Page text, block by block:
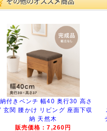
付きベンチ 幅40 奥行30 高さ
玄関 腰かけ リビング 座面下収
納 天然木
販売価格：7,260円